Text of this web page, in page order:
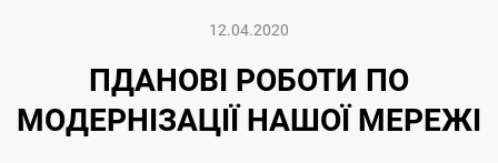
12.04.2020
ПДАНОВІ РОБОТИ ПО
МОДЕРНІЗАЦІЇ НАШОЇ МЕРЕЖІ